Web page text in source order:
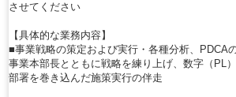
させてください
【具体的な業務内容】
■事業戦略の策定および実行・各種分析、PDCA
事業本部長とともに戦略を練り上げ、数字（PL
部署を巻き込んだ施策実行の伴走